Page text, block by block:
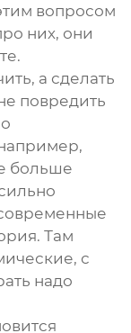
вопросом
них, они
а сделать
повредить
больше
Там
с
надо